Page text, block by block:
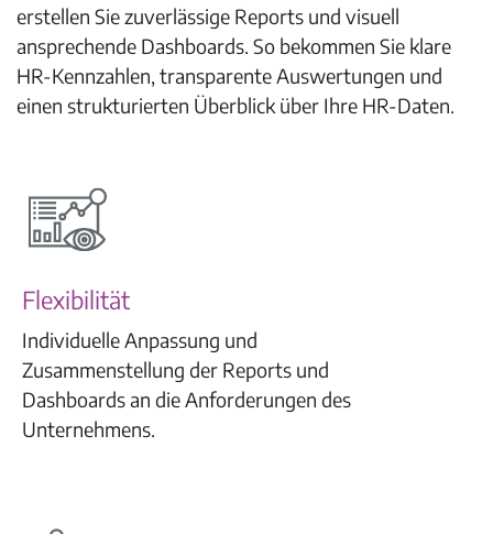
erstellen Sie zuverlässige Reports und visuell
ansprechende Dashboards. So bekommen Sie klare
HR-Kennzahlen, transparente Auswertungen und
einen strukturierten Überblick über Ihre HR-Daten.
Flexibilität
Individuelle Anpassung und
Zusammenstellung der Reports und
Dashboards an die Anforderungen des
Unternehmens.